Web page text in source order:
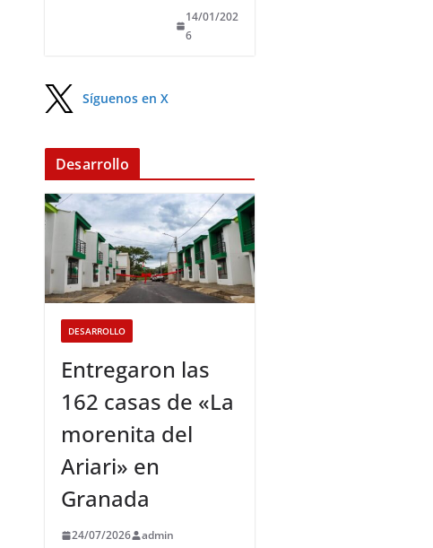
14/01/202
6
Síguenos en X
Desarrollo
DESARROLLO
Entregaron las
162 casas de «La
morenita del
Ariari» en
Granada
24/07/2026 admin